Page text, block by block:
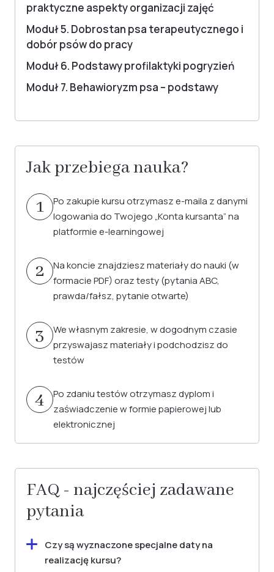
praktyczne aspekty organizacji zajęć
Moduł 5. Dobrostan psa terapeutycznego i
dobór psów do pracy
Moduł 6. Podstawy profilaktyki pogryzień
Moduł 7. Behawioryzm psa – podstawy
Jak przebiega nauka?
1
Po zakupie kursu otrzymasz e-maila z danymi
logowania do Twojego „Konta kursanta” na
platformie e-learningowej
2
Na koncie znajdziesz materiały do nauki (w
formacie PDF) oraz testy (pytania ABC,
prawda/fałsz, pytanie otwarte)
3
We własnym zakresie, w dogodnym czasie
przyswajasz materiały i podchodzisz do
testów
4
Po zdaniu testów otrzymasz dyplom i
zaświadczenie w formie papierowej lub
elektronicznej
FAQ - najczęściej zadawane
pytania
Czy są wyznaczone specjalne daty na
realizację kursu?